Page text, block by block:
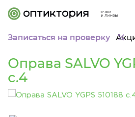
Записаться на проверку
Оправа SALVO
c.4